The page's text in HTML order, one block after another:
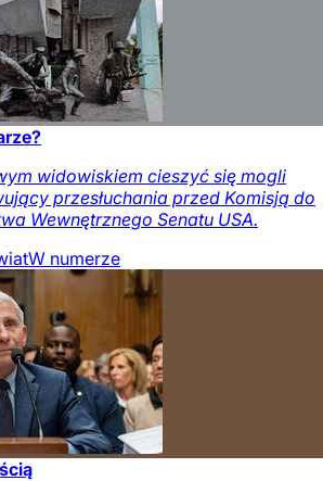
widowiskiem cieszyć się mogli
przesłuchania przed Komisją do
Wewnętrznego Senatu USA.
W numerze